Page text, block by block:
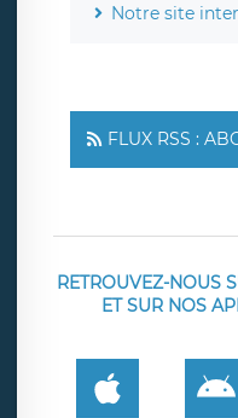
Notre site
FLUX RSS :
RETROUVEZ-NOUS
ET SUR NOS